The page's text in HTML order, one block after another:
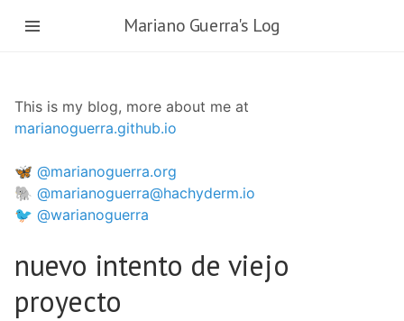
Mariano Guerra's Log
This is my blog, more about me at
marianoguerra.github.io
🦋 @marianoguerra.org
🐘 @marianoguerra@hachyderm.io
🐦 @warianoguerra
nuevo intento de viejo
proyecto